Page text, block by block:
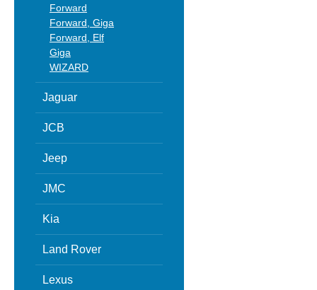
Forward
Forward, Giga
Forward, Elf
Giga
WIZARD
Jaguar
JCB
Jeep
JMC
Kia
Land Rover
Lexus